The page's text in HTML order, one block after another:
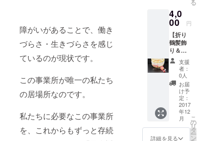
障がいがあることで、働き
づらさ・生きづらさを感じ
ているのが現状です。
この事業所が唯一の私たち
の居場所なのです。
私たちに必要なこの事業所
を、これからもずっと存続
般企業で就
労するこ
と》を目標
に、毎日規
則正しい生
活を送るこ
とや、
社会との関
わりを持つ
ことで、
日々の訓練
を伴って生
活していま
る
4,0
00 円
【折り
鶴髪飾
り＆ピ
アスの
セット
（デザ
インお
まか
せ）1
点】 ハ
ンドメ
イドの
ため、
同じも
支援
者：
0人
お届
け予
定：
2017
年12
月
詳細を見る
こ
の
リ
タ
ー
ン